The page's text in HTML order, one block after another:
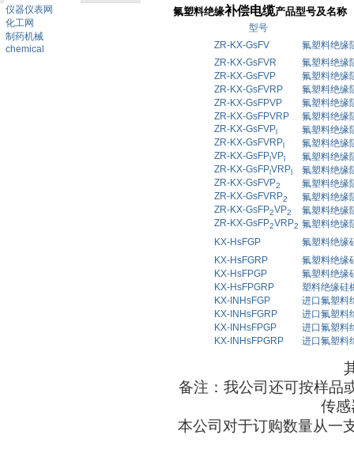
仪器仪表网
化工网
制药机械
chemical
氟塑料绝缘补偿电缆产品型号及名称
型号
ZR-KX-GsFV
氟塑料绝缘
ZR-KX-GsFVR
氟塑料绝缘
ZR-KX-GsFVP
氟塑料绝缘
ZR-KX-GsFVRP
氟塑料绝缘
ZR-KX-GsFPVP
氟塑料绝缘
ZR-KX-GsFPVRP
氟塑料绝缘
ZR-KX-GsFVP
氟塑料绝缘
ZR-KX-GsFVRP
氟塑料绝缘
ZR-KX-GsFPVP
氟塑料绝缘
ZR-KX-GsFPVRP
氟塑料绝缘
ZR-KX-GsFVP2
氟塑料绝缘
ZR-KX-GsFVRP2
氟塑料绝缘
ZR-KX-GsFP2VP2
氟塑料绝缘
ZR-KX-GsFP2VRP2 氟塑料绝缘
KX-HsFGP
氟塑料绝缘
KX-HsFGRP
氟塑料绝缘
KX-HsFPGP
氟塑料绝缘
KX-HsFPGRP
塑料绝缘硅
KX-INHsFGP
进口氟塑料
KX-INHsFGRP
进口氟塑料
KX-INHsFPGP
进口氟塑料
KX-INHsFPGRP
进口氟塑料
备注：我公司还可按样品
传
本公司对于订购数量从一